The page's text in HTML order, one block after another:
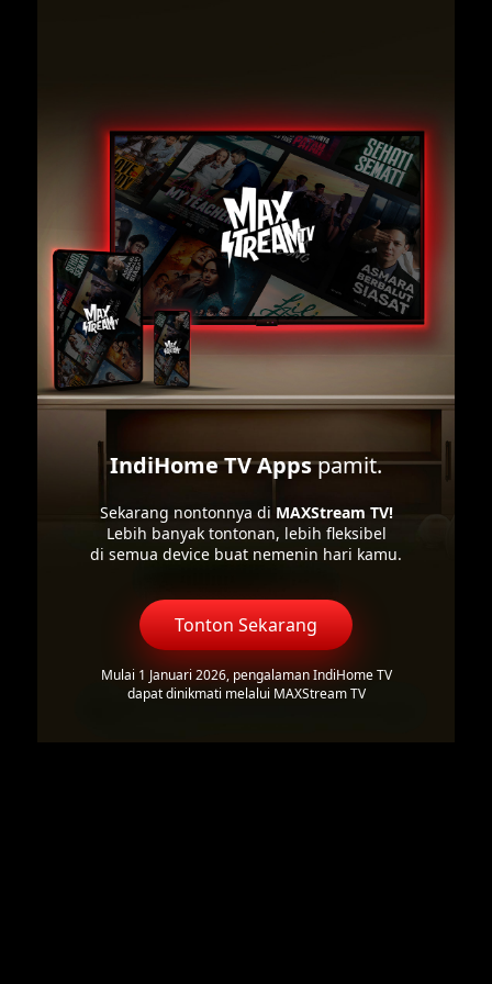
IndiHome TV Appspamit.
Sekarang nontonnya di MAXStream TV!
Lebih banyak tontonan, lebih fleksibel
di semua device buat nemenin hari kamu.
Tonton Sekarang
Mulai 1 Januari 2026, pengalaman IndiHome TV
dapat dinikmati melalui MAXStream TV